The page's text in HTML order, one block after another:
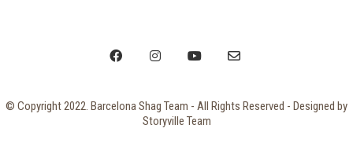
© Copyright 2022. Barcelona Shag Team - All Rights Reserved - Designed by
Storyville Team